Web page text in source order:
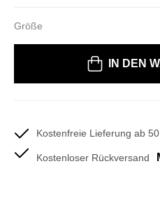
Größe
IN DEN
Kostenfreie Lieferung ab
Kostenloser Rückversand